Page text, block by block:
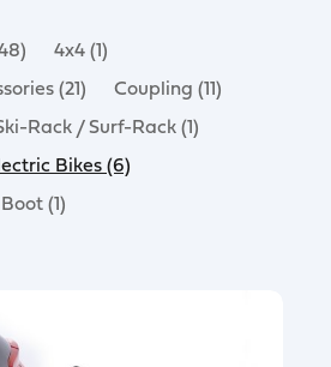
4x4 (1)
(21)
Coupling (11)
Rack / Surf-Rack (1)
Bikes (6)
(1)